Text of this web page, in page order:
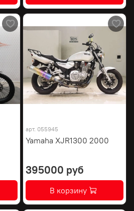
арт. 055945
Yamaha XJR1300 2000
395000 руб
В корзину